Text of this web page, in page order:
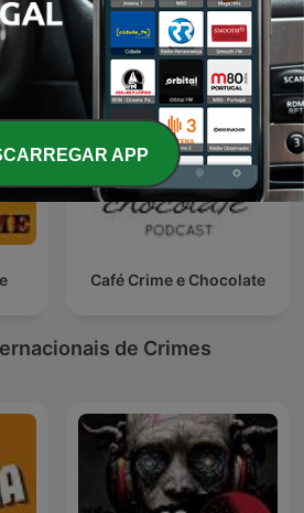
Café Crime e Chocolate
de Crimes
APP